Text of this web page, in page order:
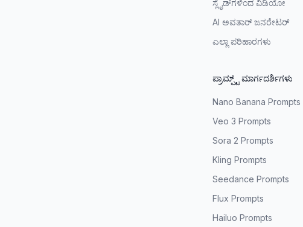
ಸ್ಲೈಡ್‌ಗಳಿಂದ ವಿಡಿಯೋ
AI ಅವತಾರ್ ಜನರೇಟರ್
ಎಲ್ಲಾ ಪರಿಹಾರಗಳು
ಪ್ರಾಮ್ಪ್ಟ್ ಮಾರ್ಗದರ್ಶಿಗಳು
Nano Banana Prompts
Veo 3 Prompts
Sora 2 Prompts
Kling Prompts
Seedance Prompts
Flux Prompts
Hailuo Prompts